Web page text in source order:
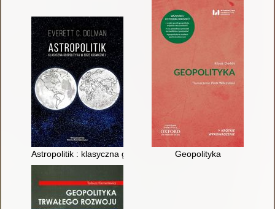
Astropolitik : klasyczna geopolityka w erze kosmicznej
Geopolityka